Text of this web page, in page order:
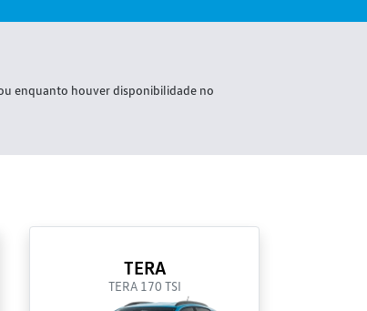
enquanto houver disponibilidade no
TERA
TERA 170 TSI